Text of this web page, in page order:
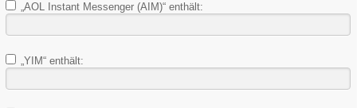
„AOL Instant Messenger (AIM)“ enthält:
„YIM“ enthält: